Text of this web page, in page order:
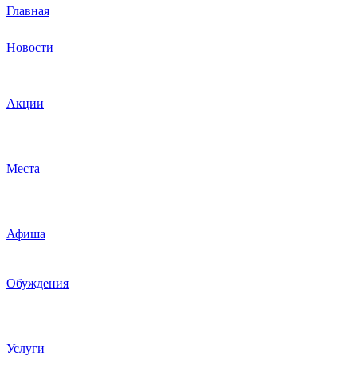
Главная
Новости
Акции
Места
Афиша
Обуждения
Услуги